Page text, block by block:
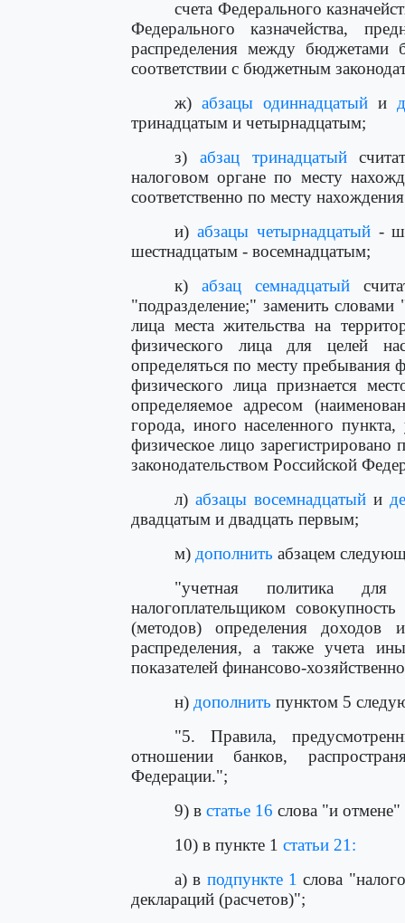
счета Федерального
Федерального казначейства,
распределения между бюджетами
соответствии с бюджетным
ж) абзацы одиннадцатый и
тринадцатым и четырнадцатым;
з) абзац тринадцатый
налоговом органе по месту
соответственно по месту
и) абзацы четырнадцатый-
шестнадцатым - восемнадцатым;
к) абзац семнадцатый
"подразделение;" заменить
лица места жительства на
физического лица для целей
определяться по месту пребывания
физического лица признается
определяемое адресом
города, иного населенного
физическое лицо
законодательством Российской
л) абзацы восемнадцатый и
двадцатым и двадцать первым;
м) дополнить абзацем
"учетная политика
налогоплательщиком
(методов) определения
распределения, а также учета
показателей финансово-
н) дополнить пунктом 5
"5. Правила,
отношении банков,
Федерации.";
9) в статье 16 слова "и
10) в пункте 1 статьи 21:
а) в подпункте 1 слова
деклараций (расчетов)";